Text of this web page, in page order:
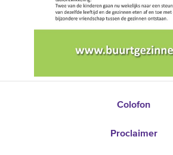
Colofon
Proclaimer